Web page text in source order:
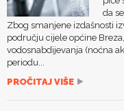
da
Zbog smanjene izdašnosti
području cijele općine
vodosnabdijevanja (noćna
periodu...
PROČITAJ VIŠE